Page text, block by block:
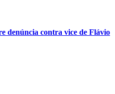
denúncia contra vice de Flávio